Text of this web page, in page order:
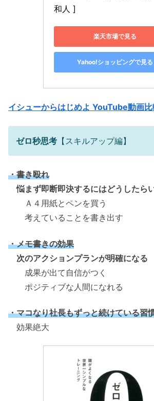
和人 ]
楽天市場で見る
Yahoo!ショッピングで見る
イシューからはじめよ YouTube動画
ゼロ秒思考 【スキルアップ編】
・書き殴れ
悩まず即断即決するにはどうしたら
Ａ４用紙とペンを買う
考えていることを書き出す
・メモ書きの効果
次のアクションプランが明確になる
成果が出て自信がつく
ポジティブな人間になれる
・マコなり社長もずっと続けている習
効果絶大